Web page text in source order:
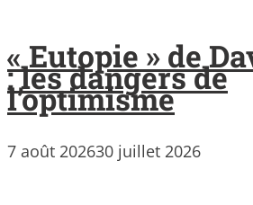
« Eutopie » de
: les dangers de
l’optimisme
7 août 202630 juillet 2026